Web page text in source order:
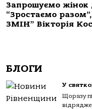
Запрошуємо жінок
“Зростаємо
ЗМІН” Вікторія
БЛОГИ
У
Щоразу